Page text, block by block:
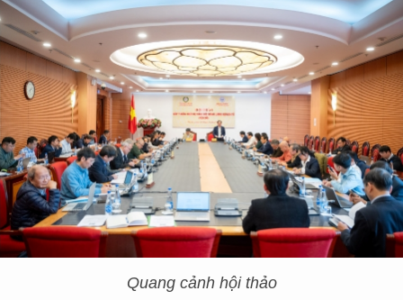
Quang cảnh hội thảo